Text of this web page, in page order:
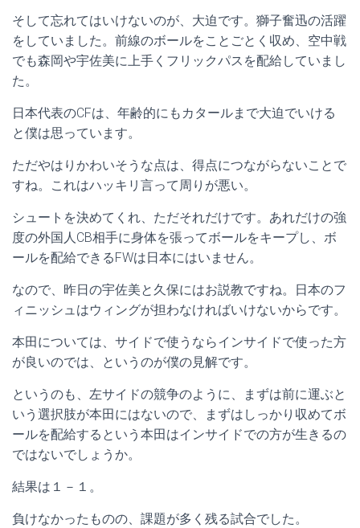
そして忘れてはいけないのが、大迫です。獅子奮迅の活躍
をしていました。前線のボールをことごとく収め、空中戦
でも森岡や宇佐美に上手くフリックパスを配給していまし
た。
日本代表のCFは、年齢的にもカタールまで大迫でいける
と僕は思っています。
ただやはりかわいそうな点は、得点につながらないことで
すね。これはハッキリ言って周りが悪い。
シュートを決めてくれ、ただそれだけです。あれだけの強
度の外国人CB相手に身体を張ってボールをキープし、ボ
ールを配給できるFWは日本にはいません。
なので、昨日の宇佐美と久保にはお説教ですね。日本のフ
ィニッシュはウィングが担わなければいけないからです。
本田については、サイドで使うならインサイドで使った方
が良いのでは、というのが僕の見解です。
というのも、左サイドの競争のように、まずは前に運ぶと
いう選択肢が本田にはないので、まずはしっかり収めてボ
ールを配給するという本田はインサイドでの方が生きるの
ではないでしょうか。
結果は１－１。
負けなかったものの、課題が多く残る試合でした。